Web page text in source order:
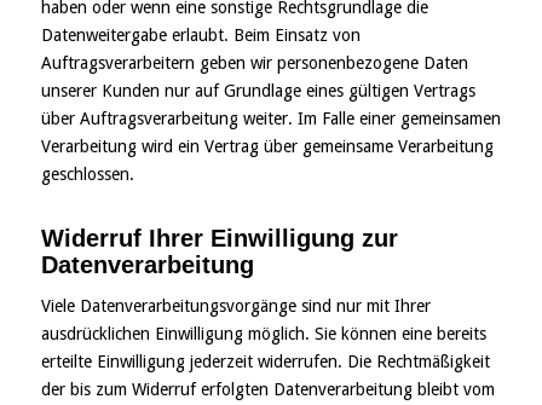
haben oder wenn eine sonstige Rechtsgrundlage die
Datenweitergabe erlaubt. Beim Einsatz von
Auftragsverarbeitern geben wir personenbezogene Daten
unserer Kunden nur auf Grundlage eines gültigen Vertrags
über Auftragsverarbeitung weiter. Im Falle einer gemeinsamen
Verarbeitung wird ein Vertrag über gemeinsame Verarbeitung
geschlossen.
Widerruf Ihrer Einwilligung zur
Datenverarbeitung
Viele Datenverarbeitungsvorgänge sind nur mit Ihrer
ausdrücklichen Einwilligung möglich. Sie können eine bereits
erteilte Einwilligung jederzeit widerrufen. Die Rechtmäßigkeit
der bis zum Widerruf erfolgten Datenverarbeitung bleibt vom